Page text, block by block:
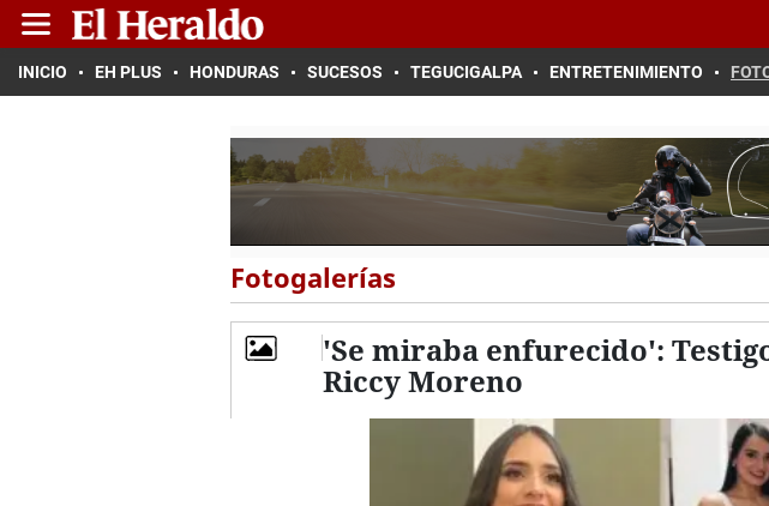
INICIO EH PLUS HONDURAS SUCESOS TEGUCIGALPA ENTRETENIMIENTO
Fotogalerías
'Se miraba enfurecido':
Riccy Moreno